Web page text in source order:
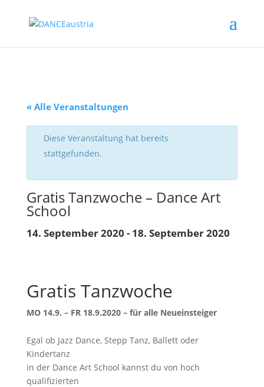
« Alle Veranstaltungen
Diese Veranstaltung hat bereits
stattgefunden.
Gratis Tanzwoche – Dance Art
School
14. September 2020 - 18. September 2020
Gratis Tanzwoche
MO 14.9. – FR 18.9.2020 – für alle Neueinsteiger
Egal ob Jazz Dance, Stepp Tanz, Ballett oder
Kindertanz
in der Dance Art School kannst du von hoch
qualifizierten